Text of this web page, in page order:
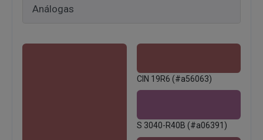
CIN 19R6 (#a56063)
S 3040-R40B (#a06391)